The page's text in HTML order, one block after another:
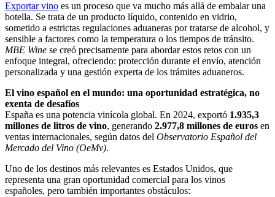
Exportar vino es un proceso que va mucho más allá de embalar una
botella. Se trata de un producto líquido, contenido en vidrio,
sometido a estrictas regulaciones aduaneras por tratarse de alcohol, y
sensible a factores como la temperatura o los tiempos de tránsito.
MBE Wine se creó precisamente para abordar estos retos con un
enfoque integral, ofreciendo: protección durante el envío, atención
personalizada y una gestión experta de los trámites aduaneros.
El vino español en el mundo: una oportunidad estratégica, no
exenta de desafíos
España es una potencia vinícola global. En 2024, exportó 1.935,3
millones de litros de vino, generando 2.977,8 millones de euros en
ventas internacionales, según datos del Observatorio Español del
Mercado del Vino (OeMv).
Uno de los destinos más relevantes es Estados Unidos, que
representa una gran oportunidad comercial para los vinos
españoles, pero también importantes obstáculos: